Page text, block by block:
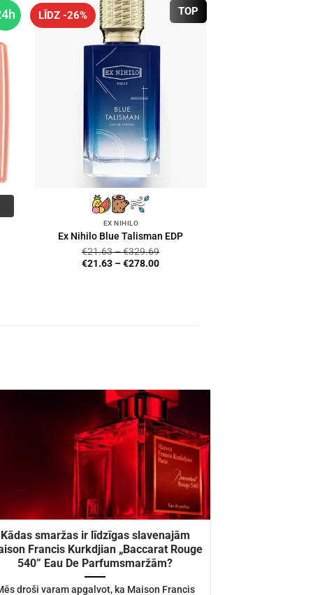
TOP
LĪDZ -26%
EX NIHILO
Ex Nihilo Blue Talisman EDP
€21.63–€329.69
€21.63 –€278.00
Kādas smaržas ir līdzīgas slavenajām
Francis Kurkdjian „Baccarat Rouge
540” Eau De Parfumsmaržām?
droši varam apgalvot, ka Maison Francis